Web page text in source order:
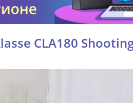
CLA180